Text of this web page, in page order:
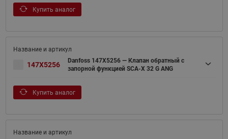
Купить аналог
147X5256
Danfoss 147X5256 — Клапан обратный с
запорной функцией SCA-X 32 G ANG
Купить аналог